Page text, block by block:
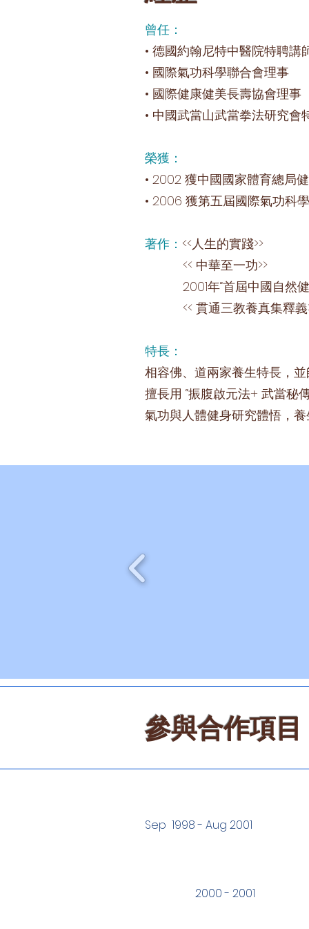
曾任：
• 德國約翰尼特中醫院特聘講
• 國際氣功科學聯合會理事
• 國際健康健美長壽協會理事
• 中國武當山武當拳法研究會
榮獲：
• 2002 獲中國國家體育總局
• 2006 獲第五屆國際氣功科
著作： <<人生的實踐>>
<< 中華至一功>>
2001年“首屆中國自然健
<< 貫通三教養真集釋義
特長：
相容佛、道兩家養生特長，
擅長用 “振腹啟元法+ 武當秘
氣功與人體健身研究體悟，
參與合作項目
Sep 1998 - Aug 2001
2000 - 2001